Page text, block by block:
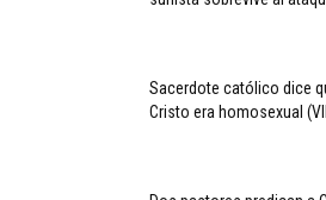
Sacerdote católico dice
Cristo era homosexual